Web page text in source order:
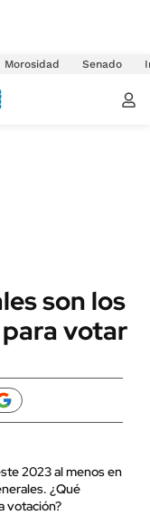
Morosidad Senado
son los
votar
2023 al menos en
¿Qué
votación?